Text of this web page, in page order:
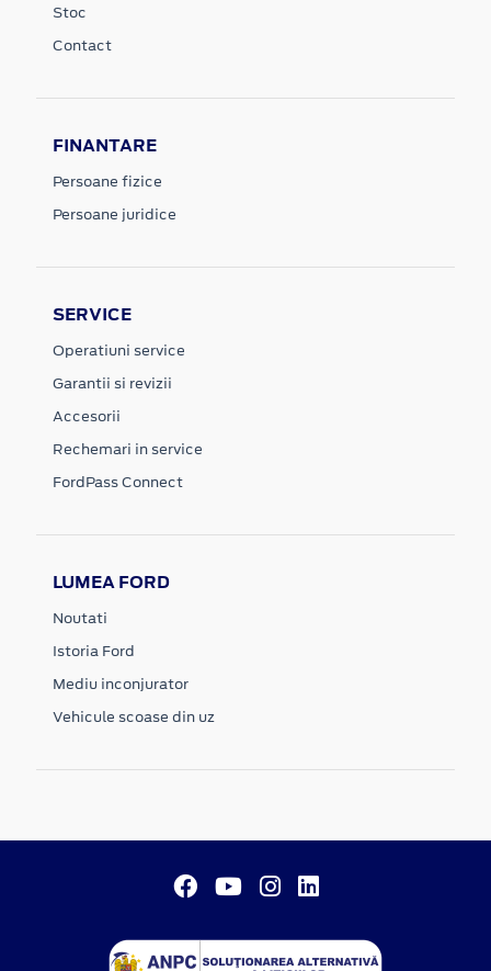
Stoc
Contact
FINANTARE
Persoane fizice
Persoane juridice
SERVICE
Operatiuni service
Garantii si revizii
Accesorii
Rechemari in service
FordPass Connect
LUMEA FORD
Noutati
Istoria Ford
Mediu inconjurator
Vehicule scoase din uz